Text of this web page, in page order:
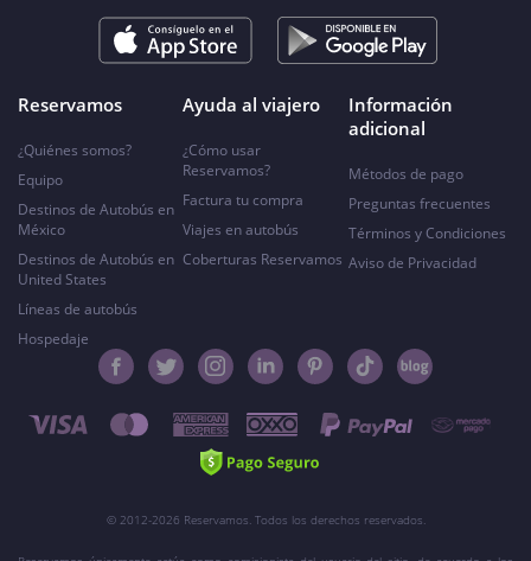
Reservamos
¿Quiénes somos?
Equipo
Destinos de Autobús en
México
Destinos de Autobús en
United States
Líneas de autobús
Hospedaje
Ayuda al viajero
¿Cómo usar
Reservamos?
Factura tu compra
Viajes en autobús
Coberturas Reservamos
Información
adicional
Métodos de pago
Preguntas frecuentes
Términos y Condiciones
Aviso de Privacidad
© 2012-2026 Reservamos. Todos los derechos reservados.